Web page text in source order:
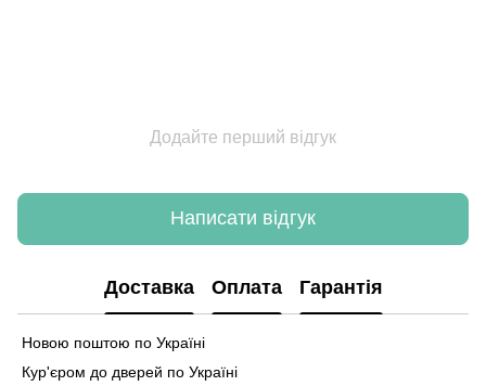
Додайте перший відгук
Написати відгук
Доставка Оплата Гарантія
Новою поштою по Україні
Кур'єром до дверей по Україні